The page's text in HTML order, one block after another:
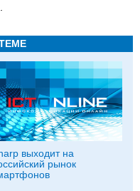
выходит на
рынок